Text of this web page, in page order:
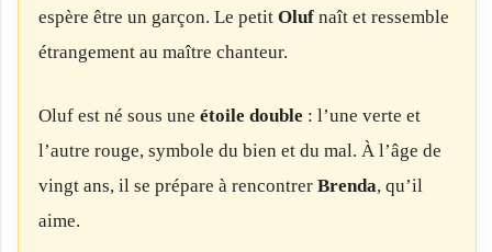
espère être un garçon. Le petit Oluf naît et ressemble
étrangement au maître chanteur.
Oluf est né sous une étoile double : l’une verte et
l’autre rouge, symbole du bien et du mal. À l’âge de
vingt ans, il se prépare à rencontrer Brenda, qu’il
aime.